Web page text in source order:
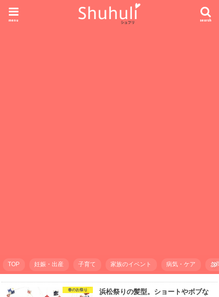
search
menu
TOP 妊娠・出産 子育て 家族のイベント 病気・ケア お
春のお祭り
浜松祭りの髪型。ショートやボブな